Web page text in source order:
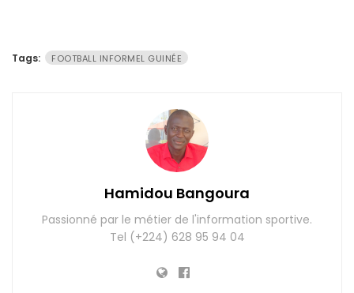
Tags: FOOTBALL INFORMEL GUINÉE
Hamidou Bangoura
Passionné par le métier de l'information sportive.
Tel (+224) 628 95 94 04